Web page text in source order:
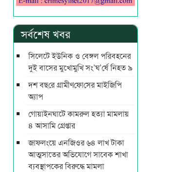
সর্বশেষ খবর
সিলেটে ইউনিক ও বেঙ্গল পরিবহনের
দুই বাসের মুখোমুখি সং’ঘ’র্ষে নিহত ৯
দশ বছ‌রে গ্রামীণ‌ফো‌সের মাইজিপি
অ্যাপ
গোয়াইনঘাটে কামরুল হত্যা মামলায়
৪ আসামি গ্রেপ্তার
জাফলংয়ে এনজিওর ৬৪ লাখ টাকা
আত্মসাতের অভিযোগে সাবেক শাখা
ব্যবস্থাপকের বিরুদ্ধে মামলা